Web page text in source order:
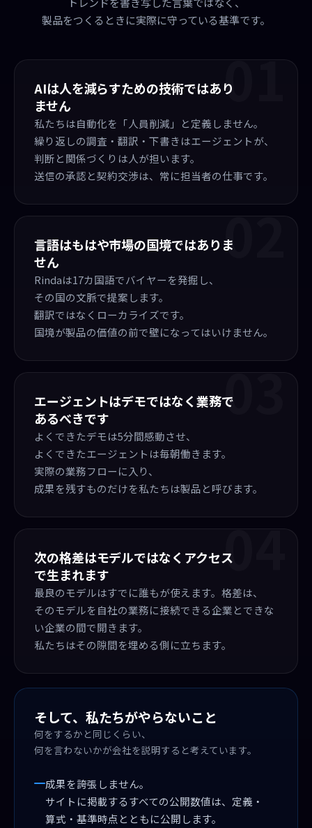
製品をつくるときに実際に守っている基準です。
01
AIは人を減らすための技術ではあり
ません
私たちは自動化を「人員削減」と定義しません。
繰り返しの調査・翻訳・下書きはエージェントが、
判断と関係づくりは人が担います。
送信の承認と契約交渉は、常に担当者の仕事です。
02
言語はもはや市場の国境ではありま
せん
Rindaは17カ国語でバイヤーを発掘し、
その国の文脈で提案します。
翻訳ではなくローカライズです。
国境が製品の価値の前で壁になってはいけません。
03
エージェントはデモではなく業務で
あるべきです
よくできたデモは5分間感動させ、
よくできたエージェントは毎朝働きます。
実際の業務フローに入り、
成果を残すものだけを私たちは製品と呼びます。
04
次の格差はモデルではなくアクセス
で生まれます
最良のモデルはすでに誰もが使えます。格差は、
そのモデルを自社の業務に接続できる企業とできな
い企業の間で開きます。
私たちはその隙間を埋める側に立ちます。
そして、私たちがやらないこと
何をするかと同じくらい、
何を言わないかが会社を説明すると考えています。
成果を誇張しません。
サイトに掲載するすべての公開数値は、定義・
算式・基準時点とともに公開します。